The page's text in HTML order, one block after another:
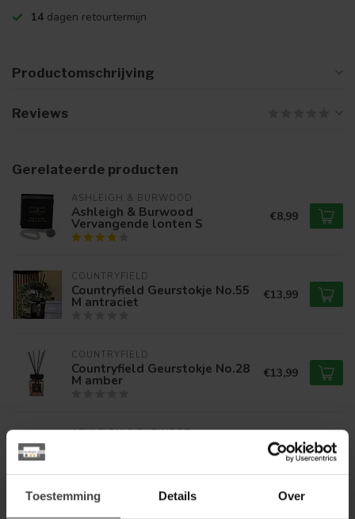
Toestemming Details Over
14 dagen retourtermijn
Productomschrijving
Reviews
Gerelateerde producten
ASHLEIGH & BURWOOD
Ashleigh & Burwood
Vervangende lonten S €8,99
COUNTRYFIELD
Countryfield Geurstokje No.55
M antraciet €13,99
COUNTRYFIELD
Countryfield Geurstokje No.28
M amber €13,99
ASHLEIGH & BURWOOD
€49,95